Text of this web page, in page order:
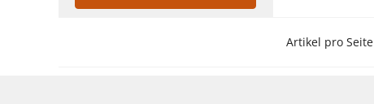
Artikel pro Seite